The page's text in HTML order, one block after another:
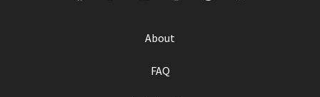
About
FAQ